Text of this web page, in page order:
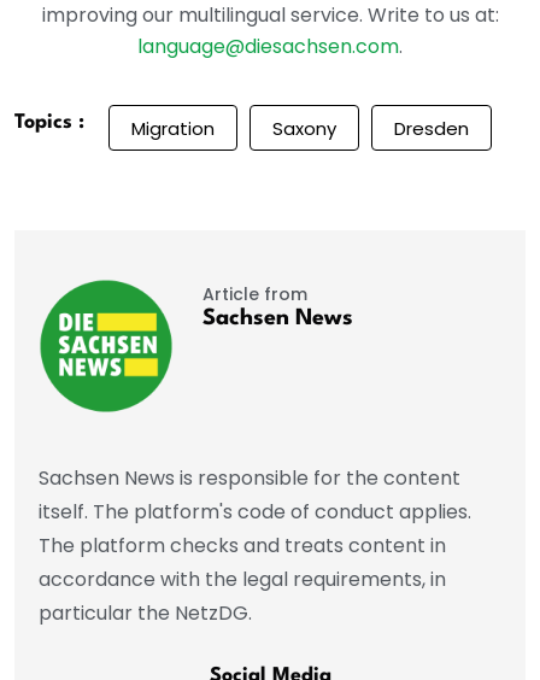
improving our multilingual service. Write to us at:
language@diesachsen.com.
Topics : Migration Saxony Dresden
Article from
Sachsen News
Sachsen News is responsible for the content
itself. The platform's code of conduct applies.
The platform checks and treats content in
accordance with the legal requirements, in
particular the NetzDG.
Social Media